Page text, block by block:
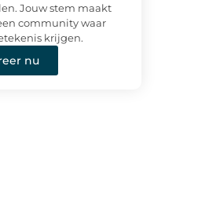
Jouw stem maakt
community waar
krijgen.
nu